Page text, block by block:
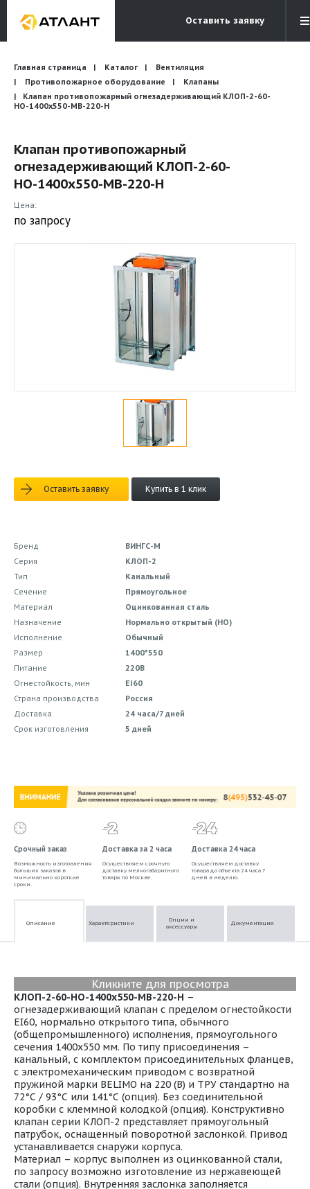
Оставить заявку
Электронная почта
info@atlantcompany.ru
Бесплатный звонок
8 (495) 532-45-07
Бренды
Каталоги
Бланки запросов
Главная страница Каталог
Вентиляция
Противопожарное оборудование
Клапаны
Клапан противопожарный огнезадерживающий КЛОП-2-60-
НО-1400х550-МВ-220-Н
Клапан противопожарный
огнезадерживающий КЛОП-2-60-
НО-1400х550-МВ-220-Н
Цена:
по запросу
Оставить заявку Купить в 1 клик
Бренд
ВИНГС-М
Серия
КЛОП-2
Тип
Канальный
Сечение
Прямоугольное
Материал
Оцинкованная сталь
Назначение
Нормально открытый (НО)
Исполнение
Обычный
Размер
1400*550
Питание
220В
Огнестойкость, мин
EI60
Страна производства
Россия
Доставка
24 часа/7 дней
Срок изготовления
5 дней
Срочный заказ
Возможность изготовления
больших заказов в
минимально короткие
сроки.
Доставка за 2 часа
Осуществляем срочную
доставку мелкогабаритного
товара по Москве.
Доставка 24 часа
Осуществляем доставку
товара до объекта 24 часа 7
дней в неделю.
Описание Характеристики
Опции и
аксессуары
Документация
Кликните для просмотра
КЛОП-2-60-НО-1400х550-МВ-220-Н –
огнезадерживающий клапан с пределом огнестойкости
EI60, нормально открытого типа, обычного
(общепромышленного) исполнения, прямоугольного
сечения 1400х550 мм. По типу присоединения –
канальный, с комплектом присоединительных фланцев,
с электромеханическим приводом с возвратной
пружиной марки BELIMO на 220 (В) и ТРУ стандартно на
72°С / 93°С или 141°С (опция). Без соединительной
коробки с клеммной колодкой (опция). Конструктивно
клапан серии КЛОП-2 представляет прямоугольный
патрубок, оснащенный поворотной заслонкой. Привод
устанавливается снаружи корпуса.
Материал – корпус выполнен из оцинкованной стали,
по запросу возможно изготовление из нержавеющей
стали (опция). Внутренняя заслонка заполняется